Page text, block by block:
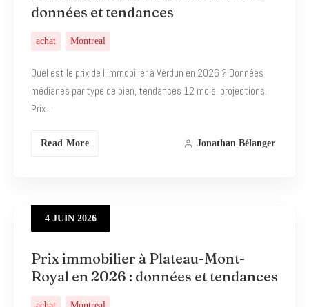
données et tendances
achat Montreal
Quel est le prix de l’immobilier à Verdun en 2026 ? Données
médianes par type de bien, tendances 12 mois, projections.
Prix…
Read More Jonathan Bélanger
4 JUIN 2026
Prix immobilier à Plateau-Mont-
Royal en 2026 : données et tendances